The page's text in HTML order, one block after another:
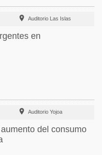
 Auditorio Las Islas
en
 Auditorio Yojoa
del consumo